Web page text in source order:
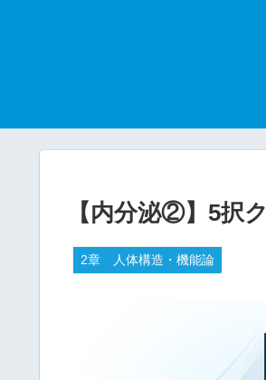
【内分泌②】5択
2章 人体構造・機能論